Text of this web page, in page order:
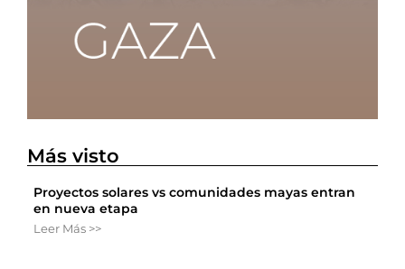
Más visto
Proyectos solares vs comunidades mayas entran
en nueva etapa
Leer Más >>